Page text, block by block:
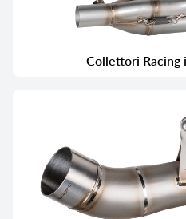
Collettori Racing